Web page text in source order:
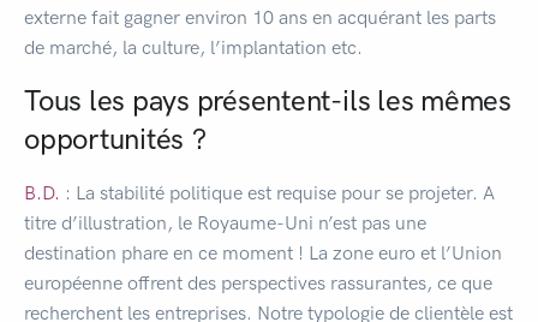
externe fait gagner environ 10 ans en acquérant les parts
de marché, la culture, l’implantation etc.
Tous les pays présentent-ils les mêmes
opportunités ?
B.D. : La stabilité politique est requise pour se projeter. A
titre d’illustration, le Royaume-Uni n’est pas une
destination phare en ce moment ! La zone euro et l’Union
européenne offrent des perspectives rassurantes, ce que
recherchent les entreprises. Notre typologie de clientèle est